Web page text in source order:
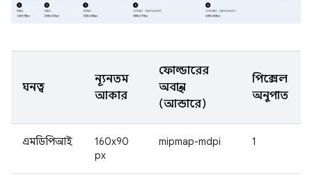
ঘনত্ব
ন্যূনতম
আকার
ফোল্ডারের
অবস্থান
(আন্ডারে)
পিক্সেল
অনুপাত
এমডিপিআই
160x90
px
mipmap-mdpi 1